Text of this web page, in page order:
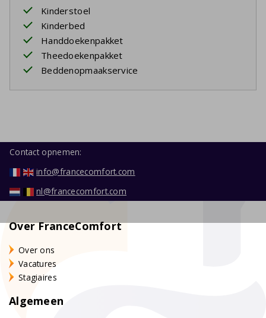
Kinderstoel
Kinderbed
Handdoekenpakket
Theedoekenpakket
Beddenopmaakservice
Contact opnemen:
info@francecomfort.com
nl@francecomfort.com
Over FranceComfort
Over ons
Vacatures
Stagiaires
Algemeen